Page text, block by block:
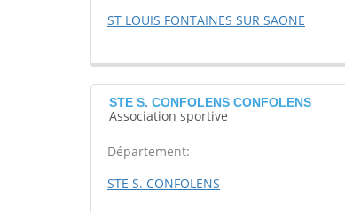
ST LOUIS FONTAINES SUR SAONE
STE S. CONFOLENS CONFOLENS
Association sportive
Département:
STE S. CONFOLENS